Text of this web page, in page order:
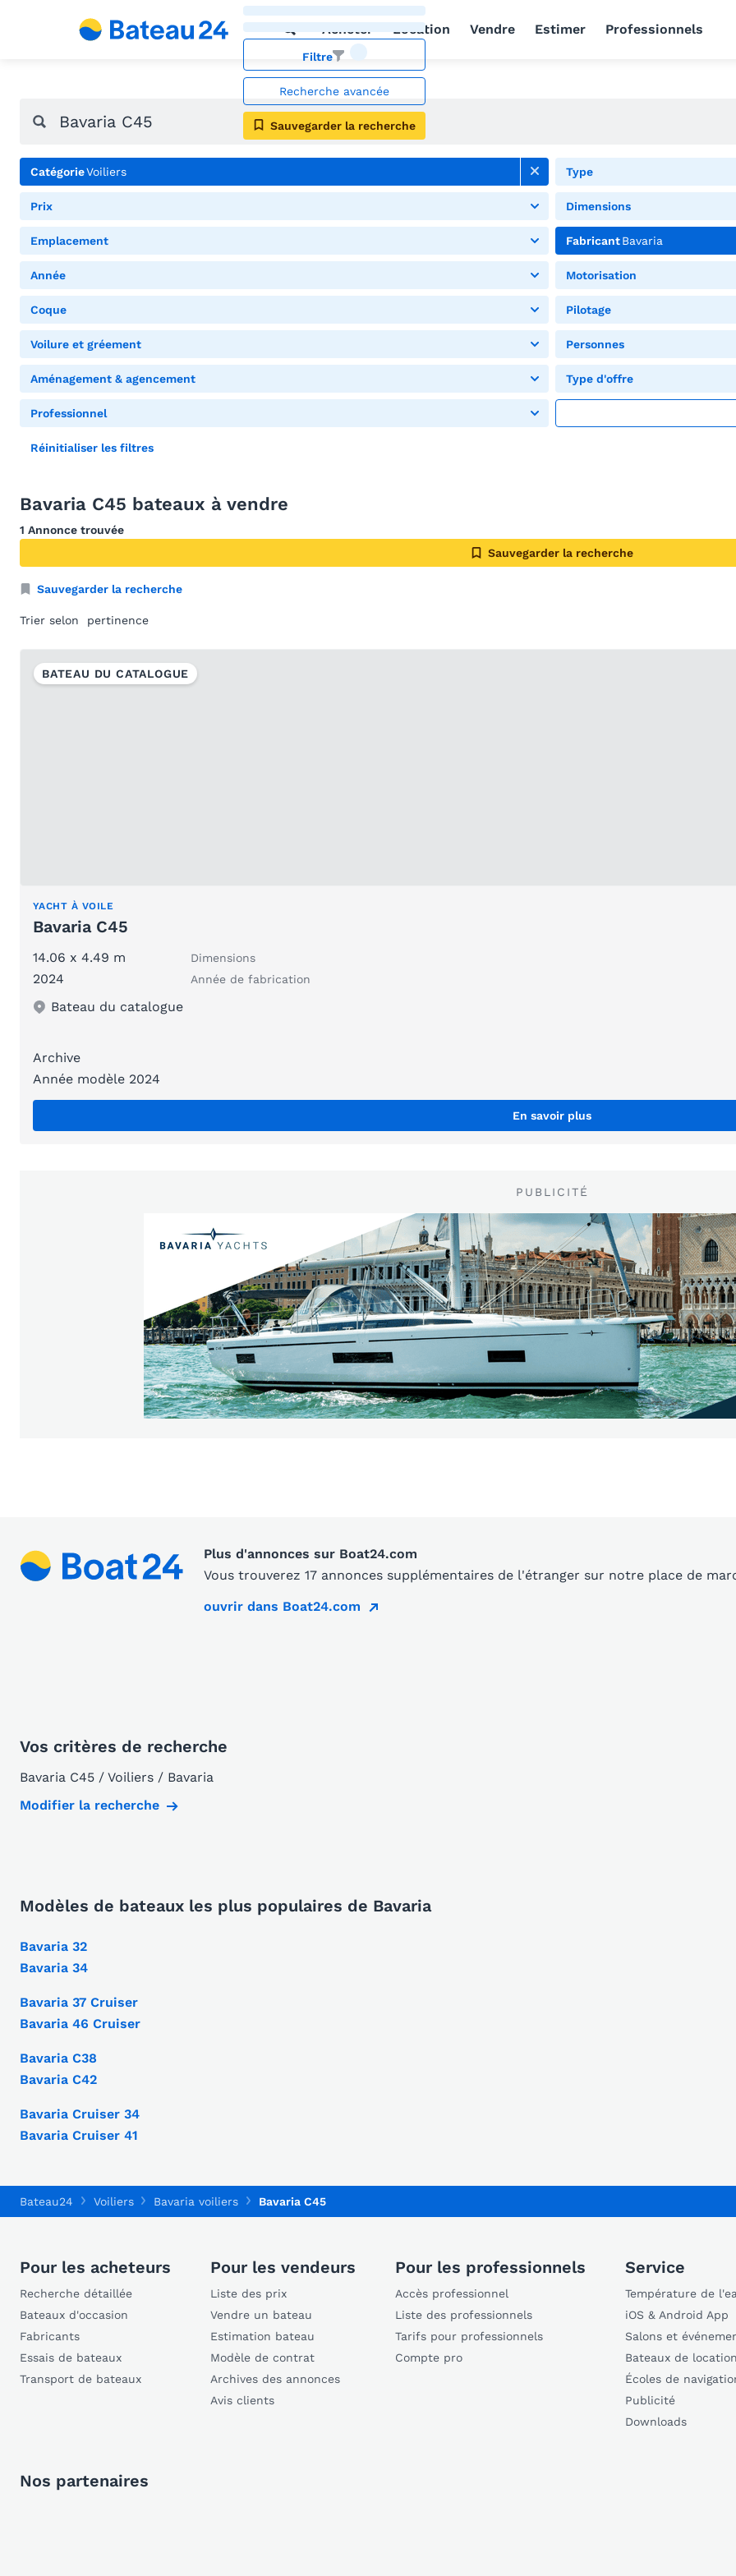
Acheter Location Vendre Estimer Professionnels
Filtre
Recherche avancée
Sauvegarder la recherche
CatégorieVoiliers Type
Prix Dimensions
Emplacement FabricantBavaria
Année Motorisation
Coque Pilotage
Voilure et gréement Personnes
Aménagement & agencement Type d'offre
Professionnel
Réinitialiser les filtres
Bavaria C45 bateaux à vendre
1 Annonce trouvée
Sauvegarder la recherche
Sauvegarder la recherche
Trier selon
BATEAU DU CATALOGUE
YACHT À VOILE
Bavaria C45
14.06 x 4.49 m Dimensions
2024 Année de fabrication
Bateau du catalogue
Archive
Année modèle 2024
En savoir plus
PUBLICITÉ
Plus d'annonces sur Boat24.com
Vous trouverez 17 annonces supplémentaires de l'étranger sur notre place de
ouvrir dans Boat24.com
Vos critères de recherche
Bavaria C45 / Voiliers / Bavaria
Modifier la recherche
Modèles de bateaux les plus populaires de Bavaria
Bavaria 32
Bavaria 34
Bavaria 37 Cruiser
Bavaria 46 Cruiser
Bavaria C38
Bavaria C42
Bavaria Cruiser 34
Bavaria Cruiser 41
Bateau24 Voiliers Bavaria voiliers Bavaria C45
Pour les acheteurs
Recherche détaillée
Bateaux d'occasion
Fabricants
Essais de bateaux
Transport de bateaux
Pour les vendeurs
Liste des prix
Vendre un bateau
Estimation bateau
Modèle de contrat
Archives des annonces
Avis clients
Pour les professionnels
Accès professionnel
Liste des professionnels
Tarifs pour professionnels
Compte pro
Service
Température de
iOS & Android App
Salons et
Bateaux de location
Écoles de
Publicité
Downloads
Nos partenaires